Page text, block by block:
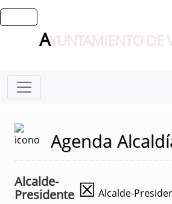
AYUNTAMIENTO DE
Agenda
Alcalde-
Presidente ☒ Alcalde-